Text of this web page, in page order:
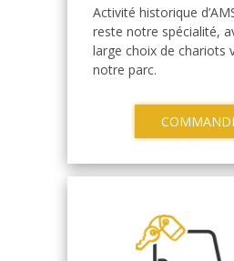
Activité historique
reste notre spécialité,
large choix de chariots
notre parc.